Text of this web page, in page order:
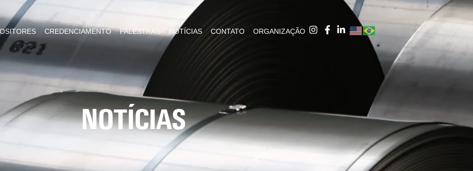
CREDENCIAMENTO PALESTRAS NOTÍCIAS CONTATO ORGANIZAÇÃO
NOTÍCIAS